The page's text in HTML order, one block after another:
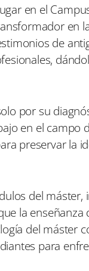
en el
en
de
por su
en el
preservar la
del
la
del máster
para